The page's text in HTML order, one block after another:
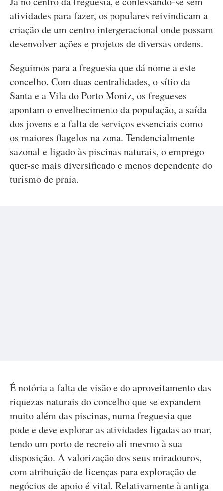
atividades para fazer, os populares reivindicam a
criação de um centro intergeracional onde possam
desenvolver ações e projetos de diversas ordens.
Seguimos para a freguesia que dá nome a este
concelho. Com duas centralidades, o sítio da
Santa e a Vila do Porto Moniz, os fregueses
apontam o envelhecimento da população, a saída
dos jovens e a falta de serviços essenciais como
os maiores flagelos na zona. Tendencialmente
sazonal e ligado às piscinas naturais, o emprego
quer-se mais diversificado e menos dependente do
turismo de praia.
É notória a falta de visão e do aproveitamento das
riquezas naturais do concelho que se expandem
muito além das piscinas, numa freguesia que
pode e deve explorar as atividades ligadas ao mar,
tendo um porto de recreio ali mesmo à sua
disposição. A valorização dos seus miradouros,
com atribuição de licenças para exploração de
negócios de apoio é vital. Relativamente à antiga